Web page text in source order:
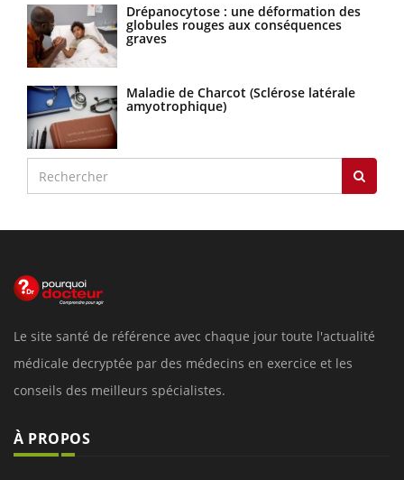
Drépanocytose : une déformation des
globules rouges aux conséquences
graves
Maladie de Charcot (Sclérose latérale
amyotrophique)
Le site santé de référence avec chaque jour toute l'actualité
médicale decryptée par des médecins en exercice et les
conseils des meilleurs spécialistes.
À PROPOS